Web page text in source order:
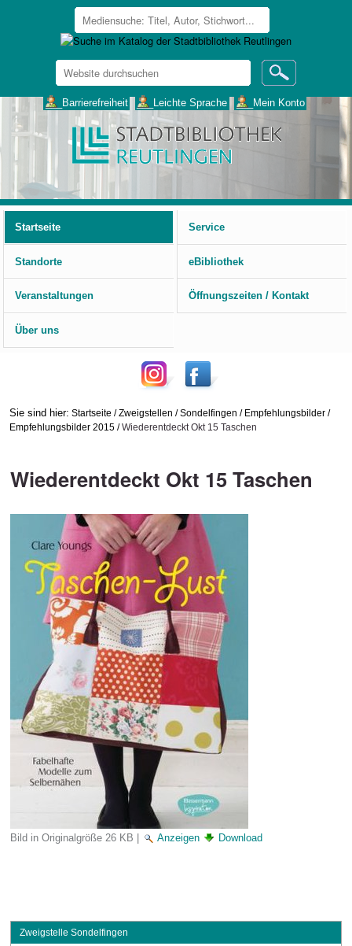
Website
durchsuchen
___Barrierefreiheit ___Leichte Sprache ___Mein Konto
Startseite
Service
Standorte eBibliothek
Veranstaltungen Öffnungszeiten / Kontakt
Über uns
Sie sind hier: Startseite /Zweigstellen /Sondelfingen / Empfehlungsbilder /
Empfehlungsbilder 2015 /Wiederentdeckt Okt 15 Taschen
Wiederentdeckt Okt 15 Taschen
Bild in Originalgröße 26 KB | Anzeigen Download
Zweigstelle Sondelfingen